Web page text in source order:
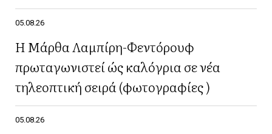
05.08.26
Η Μάρθα Λαμπίρη-Φεντόρουφ
πρωταγωνιστεί ώς καλόγρια σε νέα
τηλεοπτική σειρά (φωτογραφίες )
05.08.26